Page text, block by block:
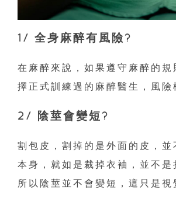
1/ 全身麻醉有風險?
在麻醉來說，如果遵守麻醉的規
擇正式訓練過的麻醉醫生，風險
2/ 陰莖會變短?
割包皮，割掉的是外面的皮，並
本身，就如是裁掉衣袖，並不是
所以陰莖並不會變短，這只是視